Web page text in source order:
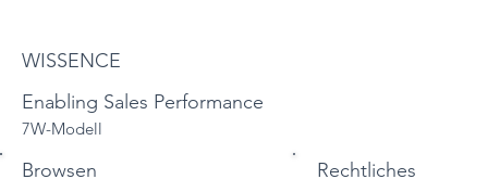
WISSENCE
Enabling Sales Performance
7W-Modell
Browsen Rechtliches